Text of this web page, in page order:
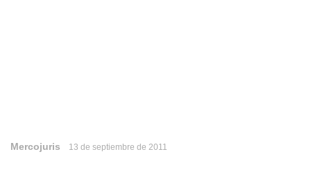
Mercojuris 13 de septiembre de 2011